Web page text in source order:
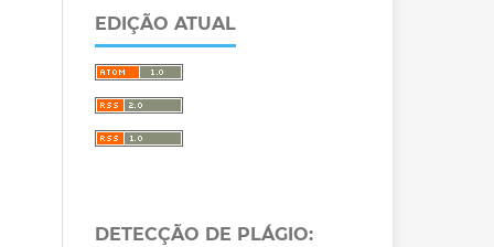
EDIÇÃO ATUAL
DETECÇÃO DE PLÁGIO: